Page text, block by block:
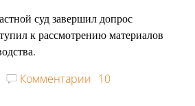
суд завершил допрос
к рассмотрению материалов
Комментарии 10